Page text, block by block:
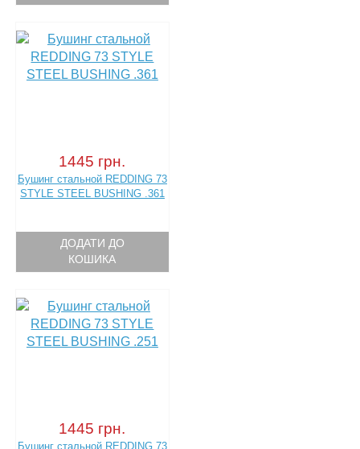
1445 грн.
Бушинг стальной REDDING 73
STYLE STEEL BUSHING .361
ДОДАТИ ДО
КОШИКА
1445 грн.
Бушинг стальной REDDING 73